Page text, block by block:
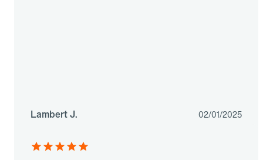
Lambert J. 02/01/2025